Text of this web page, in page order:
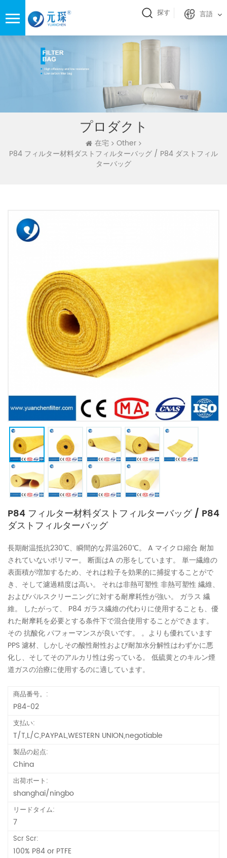
探す 言語
プロダクト
在宅
Other
P84 フィルター材料ダストフィルターバッグ / P84 ダストフィル
ターバッグ
P84 フィルター材料ダストフィルターバッグ / P84
ダストフィルターバッグ
長期耐温抵抗230℃、瞬間的な昇温260℃。 A マイクロ縮合 耐加
されていないポリマー。 断面はA の形をしています。 単一繊維の
表面積が増加するため、それは粒子を効果的に捕捉することがで
き、そして濾過精度は高い。 それは非熱可塑性 非熱可塑性 繊維、
およびパルスクリーニングに対する耐摩耗性が強い。 ガラス 繊
維。 したがって、 P84 ガラス繊維の代わりに使用することも、優
れた耐摩耗を必要とする条件下で混合使用することができます。
その 抗酸化 パフォーマンスが良いです。 。よりも優れています
PPS 濾材、しかしその酸性耐性および耐加水分解性はわずかに悪
化し、そしてそのアルカリ性は劣っている。 低硫黄とのキルン煙
道ガスの治療に使用するのに適しています。
商品番号。:
P84-02
支払い:
T/T,L/C,PAYPAL,WESTERN UNION,negotiable
製品の起点:
China
出荷ポート:
shanghai/ningbo
リードタイム:
7
Scr Scr:
100% P84 or PTFE